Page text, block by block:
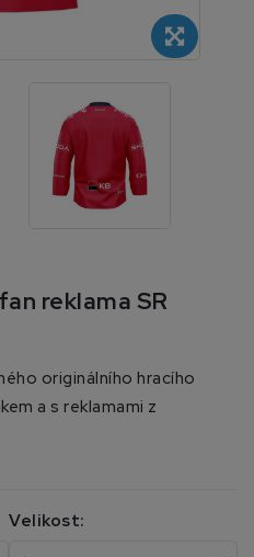
reklama SR
originálního hracího
a s reklamami z
Velikost: